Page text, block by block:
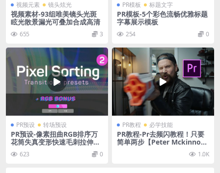
视频元素 镜头炫光
视频素材-93组唯美镜头光斑
眩光散景漏光可叠加合成高清
655 3
PR模板 标题文字
PR模板-5个彩色流畅优雅标题
字幕展示模板
254 0
PR预设 转场预设
PR预设-像素扭曲RGB排序万
花筒失真变形快速毛刺拉伸彩
色全景转场预设Mac/win
623 0
PR教程 必学技能
PR教程-Pr去频闪教程！只要
简单两步【Peter Mckinnon
1.0K